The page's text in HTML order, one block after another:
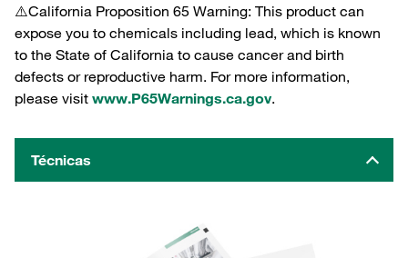
⚠️California Proposition 65 Warning: This product can
expose you to chemicals including lead, which is known
to the State of California to cause cancer and birth
defects or reproductive harm. For more information,
please visit www.P65Warnings.ca.gov.
Técnicas